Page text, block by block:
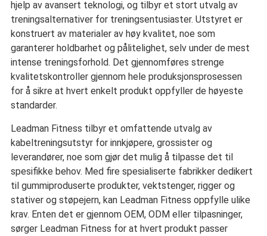
hjelp av avansert teknologi, og tilbyr et stort utvalg av
treningsalternativer for treningsentusiaster. Utstyret er
konstruert av materialer av høy kvalitet, noe som
garanterer holdbarhet og pålitelighet, selv under de mest
intense treningsforhold. Det gjennomføres strenge
kvalitetskontroller gjennom hele produksjonsprosessen
for å sikre at hvert enkelt produkt oppfyller de høyeste
standarder.
Leadman Fitness tilbyr et omfattende utvalg av
kabeltreningsutstyr for innkjøpere, grossister og
leverandører, noe som gjør det mulig å tilpasse det til
spesifikke behov. Med fire spesialiserte fabrikker dedikert
til gummiproduserte produkter, vektstenger, rigger og
stativer og støpejern, kan Leadman Fitness oppfylle ulike
krav. Enten det er gjennom OEM, ODM eller tilpasninger,
sørger Leadman Fitness for at hvert produkt passer